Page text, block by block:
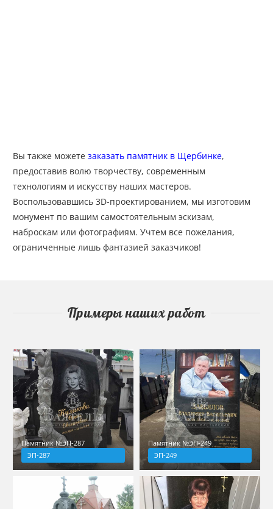
Вы также можете заказать памятник в Щербинке,
предоставив волю творчеству, современным
технологиям и искусству наших мастеров.
Воспользовавшись 3D-проектированием, мы изготовим
монумент по вашим самостоятельным эскизам,
наброскам или фотографиям. Учтем все пожелания,
ограниченные лишь фантазией заказчиков!
Примеры наших работ
Памятник №ЭП-287
ЭП-287
Памятник №ЭП-249
ЭП-249